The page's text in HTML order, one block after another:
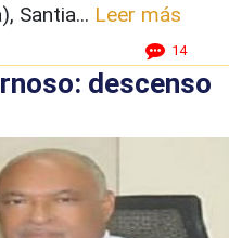
Santia... Leer más
14
descenso